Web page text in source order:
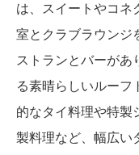
は、スイートやコネ
室とクラブラウンジ
ストランとバーがあ
る素晴らしいルーフ
的なタイ料理や特製
製料理など、幅広い